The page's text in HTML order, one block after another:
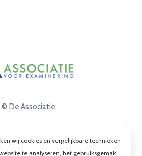
© De Associatie
wij cookies en vergelijkbare technieken
te analyseren, het gebruiksgemak